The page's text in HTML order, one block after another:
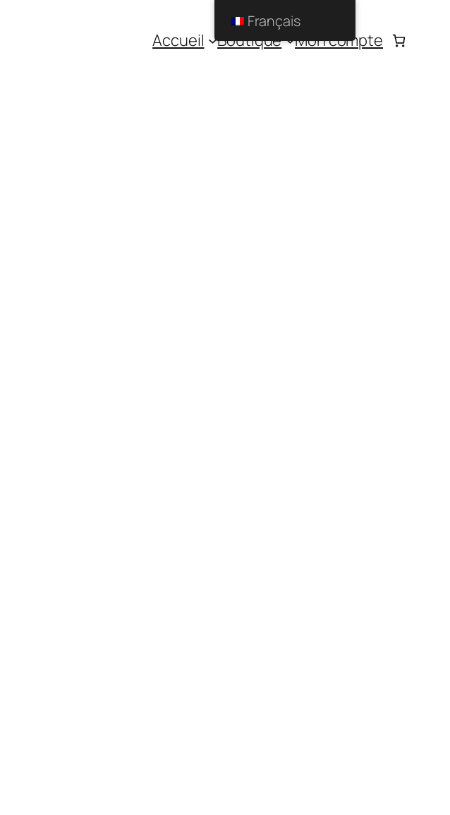
Accueil Boutique Mon compte
Français